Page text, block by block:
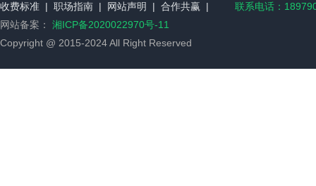
收费标准 | 职场指南 | 网站声明 | 合作共赢 |
联系电话：
网站备案： 湘ICP备2020022970号-11
Copyright @ 2015-2024 All Right Reserved